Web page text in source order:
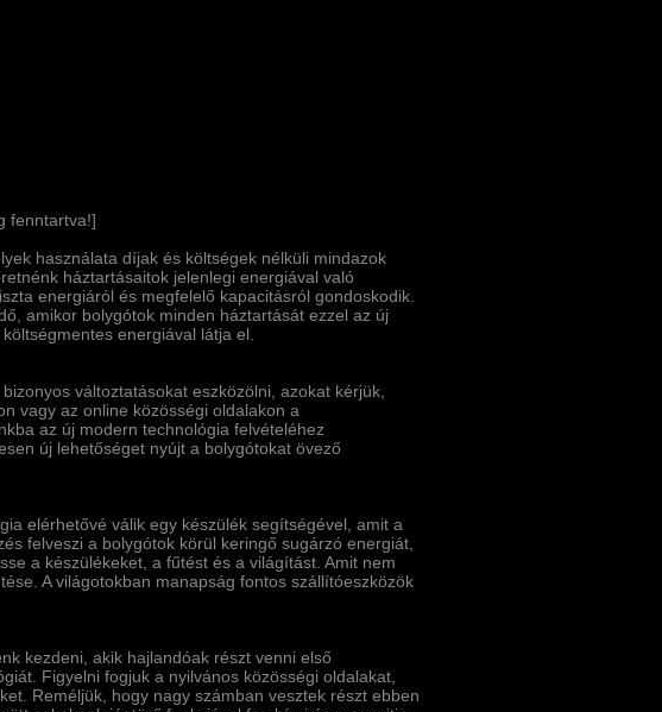
fenntartva!]
használata dí­jak és költségek nélküli mindazok
háztartásaitok jelenlegi energiával való
energiáról és megfelelő kapacitásról gondoskodik.
amikor bolygótok minden háztartását ezzel az új
energiával látja el.
változtatásokat eszközölni, azokat kérjük,
vagy az online közösségi oldalakon a
az új modern technológia felvételéhez
új lehetőséget nyújt a bolygótokat övező
elérhetővé válik egy készülék segí­tségével, amit a
felveszi a bolygótok körül keringő sugárzó energiát,
a készülékeket, a fűtést és a világí­tást. Amit nem
A világotokban manapság fontos szállí­tóeszközök
kezdeni, akik hajlandóak részt venni első
Figyelni fogjuk a nyilvános közösségi oldalakat,
Reméljük, hogy nagy számban vesztek részt ebben